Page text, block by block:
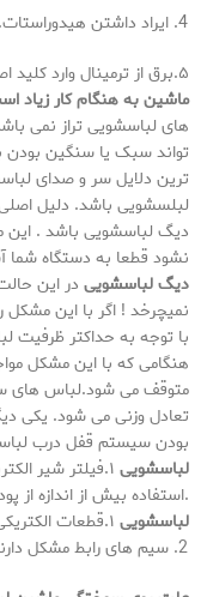
ایراد داشتن هیدوراستات.
۵.برق از ترمینال وارد کلید اصلی نشده است. ۶.کلید ایراد دارد.
ماشین به هنگام کار زیاد
های لباسشویی تراز نمی
تواند سبک یا سنگین
ترین دلایل سر و صدای
لبلسشویی باشد. دلیل
دیگ لباسشویی باشد .
نشود قطعا به دستگاه شما
دیگ لباسشویی در این
نمیچرخد ! اگر با این مشکل
با توجه به حداکتر ظرفیت
هنگامی که با این مشکل
متوقف می شود.لباس های
تعادل وزنی می شود. یکی
بودن سیستم قفل درب
لباسشویی
.استفاده بیش از اندازه از
لباسشویی ۱.قطعات الکتریکی دارای اتصال است
سیم های رابط مشکل